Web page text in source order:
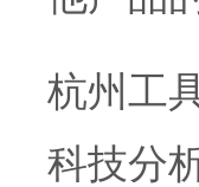
杭州工
科技分